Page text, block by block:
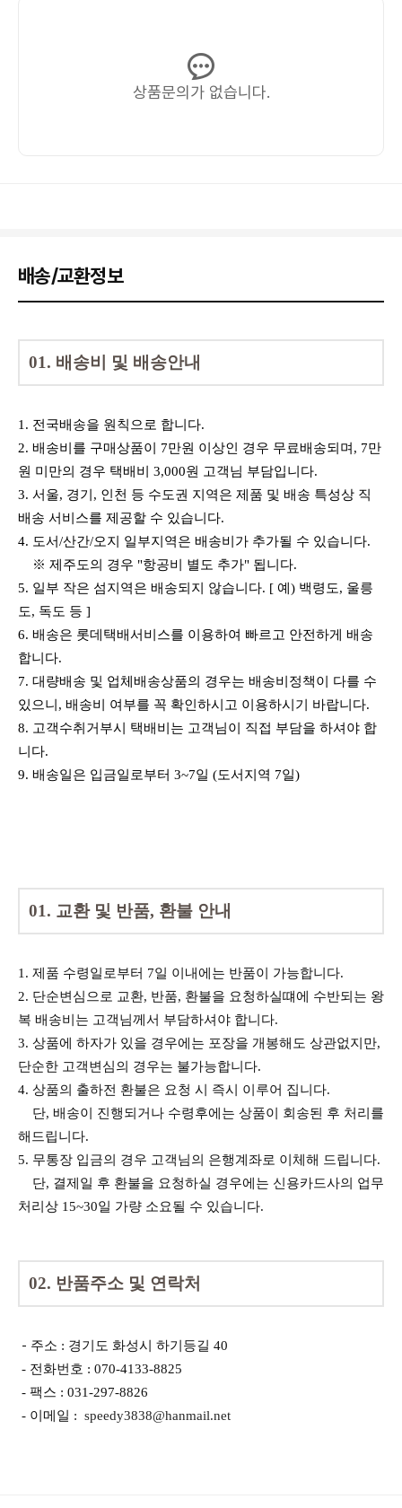
상품문의가 없습니다.
배송/교환정보
01. 배송비 및 배송안내
1. 전국배송을 원칙으로 합니다.
2. 배송비를 구매상품이 7만원 이상인 경우 무료배송되며, 7만
원 미만의 경우 택배비 3,000원 고객님 부담입니다.
3. 서울, 경기, 인천 등 수도권 지역은 제품 및 배송 특성상 직
배송 서비스를 제공할 수 있습니다.
4. 도서/산간/오지 일부지역은 배송비가 추가될 수 있습니다.
※ 제주도의 경우 "항공비 별도 추가" 됩니다.
5. 일부 작은 섬지역은 배송되지 않습니다. [ 예) 백령도, 울릉
도, 독도 등 ]
6. 배송은 롯데택배서비스를 이용하여 빠르고 안전하게 배송
합니다.
7. 대량배송 및 업체배송상품의 경우는 배송비정책이 다를 수
있으니, 배송비 여부를 꼭 확인하시고 이용하시기 바랍니다.
8. 고객수취거부시 택배비는 고객님이 직접 부담을 하셔야 합
니다.
9. 배송일은 입금일로부터 3~7일 (도서지역 7일)
01. 교환 및 반품, 환불 안내
1. 제품 수령일로부터 7일 이내에는 반품이 가능합니다.
2. 단순변심으로 교환, 반품, 환불을 요청하실떄에 수반되는 왕
복 배송비는 고객님께서 부담하셔야 합니다.
3. 상품에 하자가 있을 경우에는 포장을 개봉해도 상관없지만,
단순한 고객변심의 경우는 불가능합니다.
4. 상품의 출하전 환불은 요청 시 즉시 이루어 집니다.
단, 배송이 진행되거나 수령후에는 상품이 회송된 후 처리를
해드립니다.
5. 무통장 입금의 경우 고객님의 은행계좌로 이체해 드립니다.
단, 결제일 후 환불을 요청하실 경우에는 신용카드사의 업무
처리상 15~30일 가량 소요될 수 있습니다.
02. 반품주소 및 연락처
- 주소 : 경기도 화성시 하기등길 40
- 전화번호 : 070-4133-8825
- 팩스 : 031-297-8826
- 이메일 : speedy3838@hanmail.net